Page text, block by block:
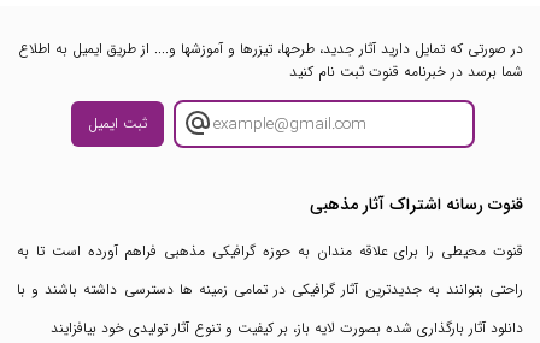
در صورتی که تمایل دارید آثار جدید، طرحها، تیزرها و آموزشها و.... از طریق ایمیل به اطلاع
شما برسد در خبرنامه قنوت ثبت نام کنید
ثبت ایمیل
قنوت رسانه اشتراک آثار مذهبی
قنوت محیطی را برای علاقه مندان به حوزه گرافیکی مذهبی فراهم آورده است تا به
راحتی بتوانند به جدیدترین آثار گرافیکی در تمامی زمینه ها دسترسی داشته باشند و با
دانلود آثار بارگذاری شده بصورت لایه باز، بر کیفیت و تنوع آثار تولیدی خود بیافزایند